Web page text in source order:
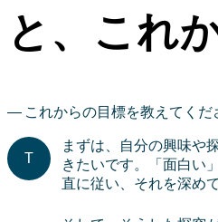
と、これ
これからの目標を教えてくだ
まずは、自分の興味や
きたいです。「面白い
直に従い、それを深め